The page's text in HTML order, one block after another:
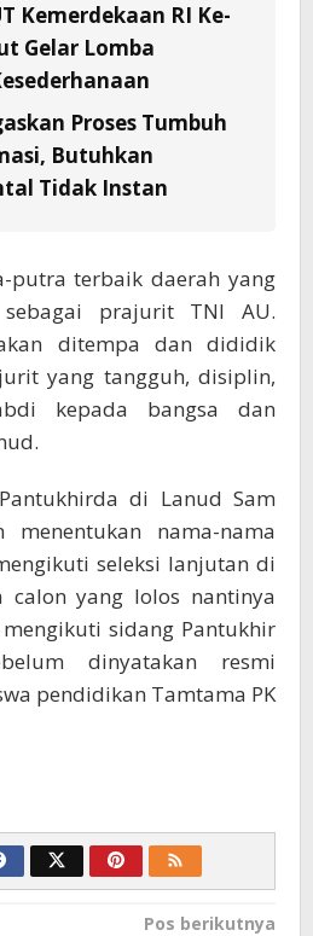
Kemerdekaan RI Ke-
Gelar Lomba
Proses Tumbuh
Butuhkan
Tidak Instan
putra terbaik daerah yang
prajurit TNI AU.
ditempa dan dididik
yang tangguh, disiplin,
kepada bangsa dan
di Lanud Sam
nama-nama
seleksi lanjutan di
calon yang lolos nantinya
sidang Pantukhir
dinyatakan resmi
pendidikan Tamtama PK
Pos berikutnya